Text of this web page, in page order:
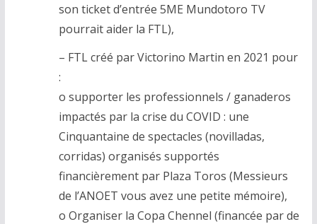
son ticket d’entrée 5ME Mundotoro TV
pourrait aider la FTL),
– FTL créé par Victorino Martin en 2021 pour
:
o supporter les professionnels / ganaderos
impactés par la crise du COVID : une
Cinquantaine de spectacles (novilladas,
corridas) organisés supportés
financièrement par Plaza Toros (Messieurs
de l’ANOET vous avez une petite mémoire),
o Organiser la Copa Chennel (financée par de